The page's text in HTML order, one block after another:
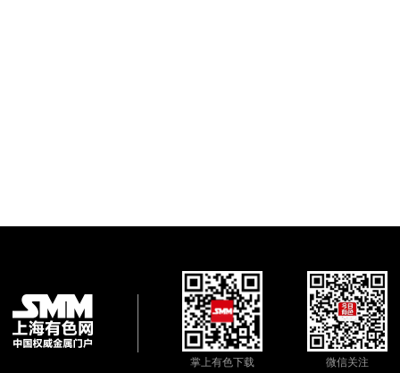
掌上有色下载 微信关注